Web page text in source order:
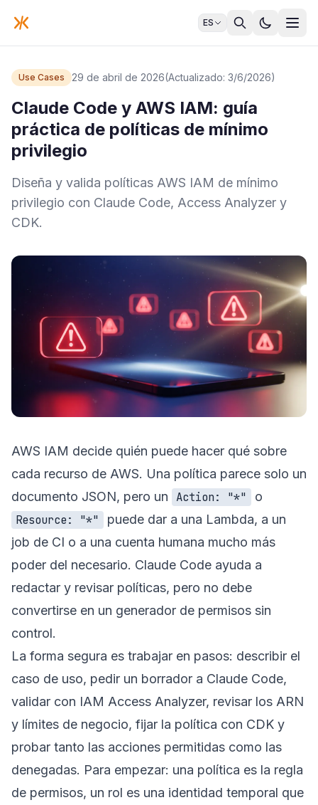
ES
Use Cases 29 de abril de 2026(Actualizado: 3/6/2026)
Claude Code y AWS IAM: guía
práctica de políticas de mínimo
privilegio
Diseña y valida políticas AWS IAM de mínimo
privilegio con Claude Code, Access Analyzer y
CDK.
AWS IAM decide quién puede hacer qué sobre
cada recurso de AWS. Una política parece solo un
documento JSON, pero un
Action: "*"
o
Resource: "*"
puede dar a una Lambda, a un
job de CI o a una cuenta humana mucho más
poder del necesario. Claude Code ayuda a
redactar y revisar políticas, pero no debe
convertirse en un generador de permisos sin
control.
La forma segura es trabajar en pasos: describir el
caso de uso, pedir un borrador a Claude Code,
validar con IAM Access Analyzer, revisar los ARN
y límites de negocio, fijar la política con CDK y
probar tanto las acciones permitidas como las
denegadas. Para empezar: una política es la regla
de permisos, un rol es una identidad temporal que